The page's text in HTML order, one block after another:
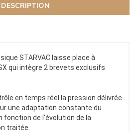
DESCRIPTION
STARVAC laisse place à
qui intègre 2 brevets exclusifs
en temps réel la pression délivrée
une adaptation constante du
fonction de l’évolution de la
traitée.